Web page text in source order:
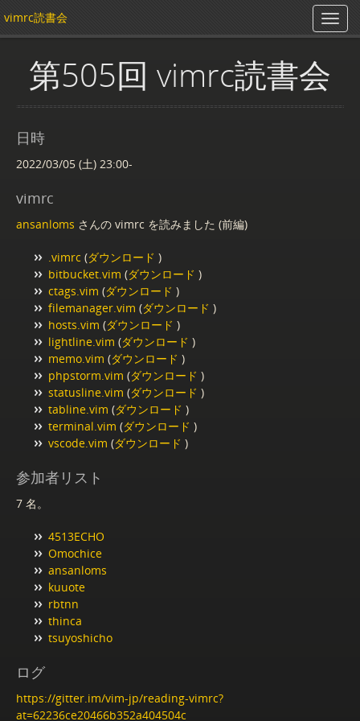
vimrc読書会
第505回 vimrc読書会
日時
2022/03/05 (土) 23:00-
vimrc
ansanloms さんの vimrc を読みました (前編)
.vimrc (ダウンロード )
bitbucket.vim (ダウンロード )
ctags.vim (ダウンロード )
filemanager.vim (ダウンロード )
hosts.vim (ダウンロード )
lightline.vim (ダウンロード )
memo.vim (ダウンロード )
phpstorm.vim (ダウンロード )
statusline.vim (ダウンロード )
tabline.vim (ダウンロード )
terminal.vim (ダウンロード )
vscode.vim (ダウンロード )
参加者リスト
7 名。
4513ECHO
Omochice
ansanloms
kuuote
rbtnn
thinca
tsuyoshicho
ログ
https://gitter.im/vim-jp/reading-vimrc?
at=62236ce20466b352a404504c